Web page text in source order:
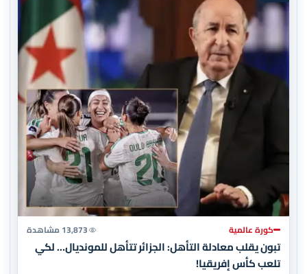
كورة عالمية 13,873 مشاهدة
تبون يقلب معادلة التأهل: الجزائر تتأهل للمونديال… لكي
تلعب كأس إفريقيا!